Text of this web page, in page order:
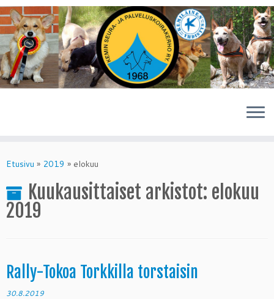
toEtusivu » 2019 » elokuu
Kuukausittaiset arkistot: elokuu
2019
Rally-Tokoa Torkkilla torstaisin
30.8.2019